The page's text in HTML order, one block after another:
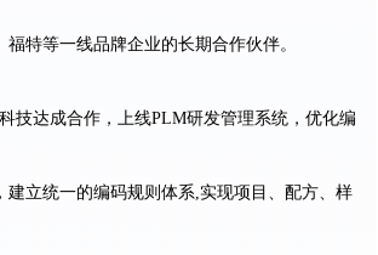
特等一线品牌企业的长期合作伙伴。
技达成合作，上线PLM研发管理系统，优化编
建立统一的编码规则体系,实现项目、配方、样